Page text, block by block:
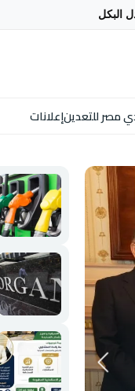
البكل
مصر للتعدينإعلانات